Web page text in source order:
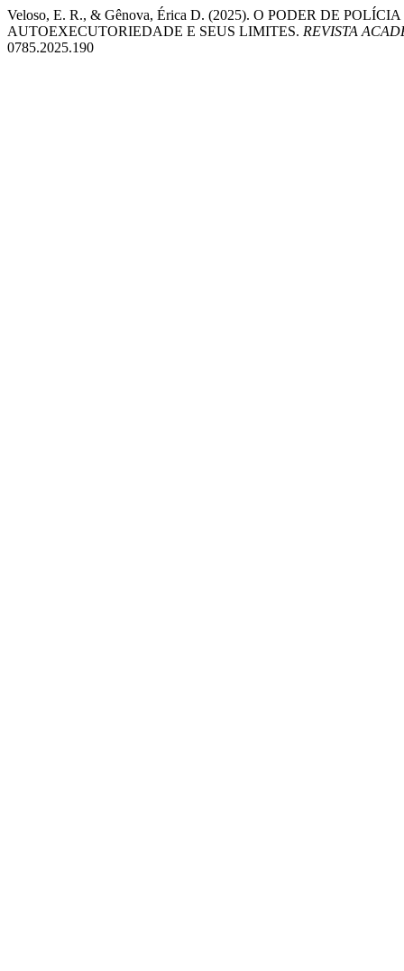
Veloso, E. R., & Gênova, Érica D. (2025). O PODER DE
AUTOEXECUTORIEDADE E SEUS LIMITES. REVISTA
0785.2025.190